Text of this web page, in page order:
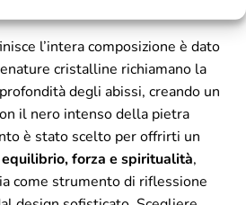
l’intera composizione è dato
cristalline richiamano la
degli abissi, creando un
il nero intenso della pietra
è stato scelto per offrirti un
equilibrio, forza e spiritualità,
come strumento di riflessione